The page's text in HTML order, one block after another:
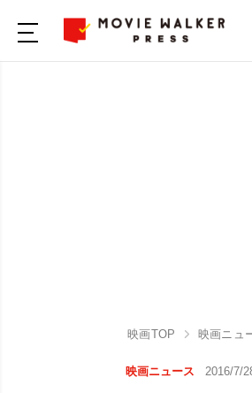
映画TOP 映画ニュ
映画ニュース 2016/7/